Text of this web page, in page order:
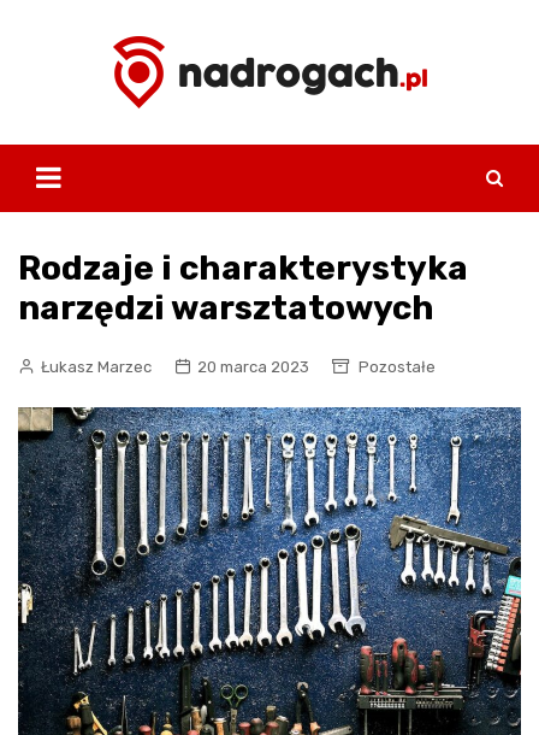
Rodzaje i charakterystyka
narzędzi warsztatowych
Łukasz Marzec 20 marca 2023 Pozostałe